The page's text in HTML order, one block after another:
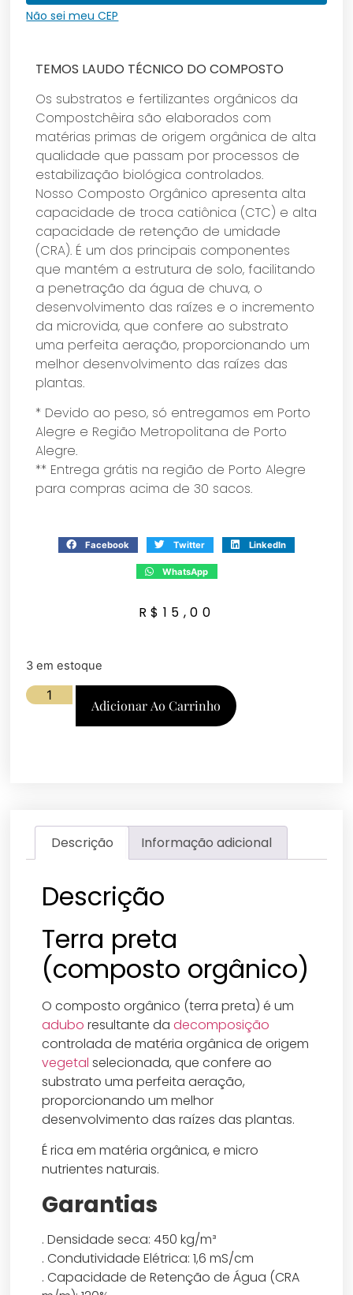
Não sei meu CEP
TEMOS LAUDO TÉCNICO DO COMPOSTO
Os substratos e fertilizantes orgânicos da
Compostchêira são elaborados com
matérias primas de origem orgânica de alta
qualidade que passam por processos de
estabilização biológica controlados.
Nosso Composto Orgânico apresenta alta
capacidade de troca catiônica (CTC) e alta
capacidade de retenção de umidade
(CRA). É um dos principais componentes
que mantém a estrutura de solo, facilitando
a penetração da água de chuva, o
desenvolvimento das raízes e o incremento
da microvida, que confere ao substrato
uma perfeita aeração, proporcionando um
melhor desenvolvimento das raízes das
plantas.
* Devido ao peso, só entregamos em Porto
Alegre e Região Metropolitana de Porto
Alegre.
** Entrega grátis na região de Porto Alegre
para compras acima de 30 sacos.
Facebook Twitter LinkedIn
WhatsApp
R$ 15,00
3 em estoque
Adicionar Ao Carrinho
Descrição Informação adicional
Descrição
Terra preta
(composto orgânico)
O composto orgânico (terra preta) é um
adubo resultante dadecomposição
controlada de matéria orgânica de origem
vegetal selecionada, que confere ao
substrato uma perfeita aeração,
proporcionando um melhor
desenvolvimento das raízes das plantas.
É rica em matéria orgânica, e micro
nutrientes naturais.
Garantias
. Densidade seca: 450 kg/m³
. Condutividade Elétrica: 1,6 mS/cm
. Capacidade de Retenção de Água (CRA